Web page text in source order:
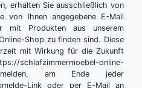
erhalten Sie ausschließlich von
von Ihnen angegebene E-Mail
mit Produkten aus unserem
Shop zu finden sind. Diese
mit Wirkung für die Zukunft
online-
abmelden, am Ende jeder
Link oder per E-Mail an